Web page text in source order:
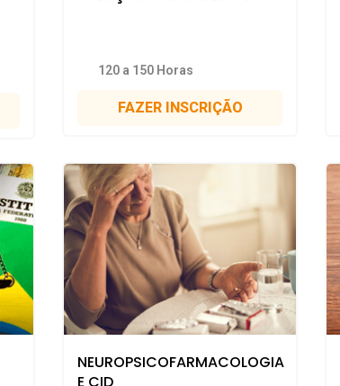
120 a 150 Horas
FAZER INSCRIÇÃO
NEUROPSICOFARMACOLOGIA